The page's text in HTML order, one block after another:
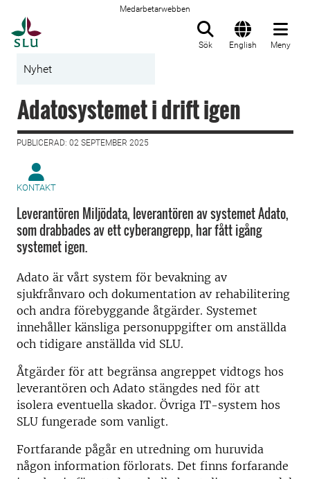
Medarbetarwebben
Sök English Meny
Nyhet
Adatosystemet i drift igen
PUBLICERAD: 02 SEPTEMBER 2025
KONTAKT
Leverantören Miljödata, leverantören av systemet Adato,
som drabbades av ett cyberangrepp, har fått igång
systemet igen.
Adato är vårt system för bevakning av
sjukfrånvaro och dokumentation av rehabilitering
och andra förebyggande åtgärder. Systemet
innehåller känsliga personuppgifter om anställda
och tidigare anställda vid SLU.
Åtgärder för att begränsa angreppet vidtogs hos
leverantören och Adato stängdes ned för att
isolera eventuella skador. Övriga IT-system hos
SLU fungerade som vanligt.
Fortfarande pågår en utredning om huruvida
någon information förlorats. Det finns forfarande